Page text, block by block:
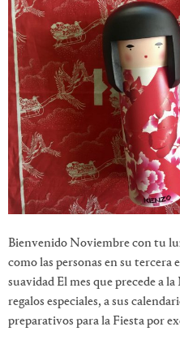
Bienvenido Noviembre con tu
como las personas en su tercera
suavidad El mes que precede a
regalos especiales, a sus
preparativos para la Fiesta por